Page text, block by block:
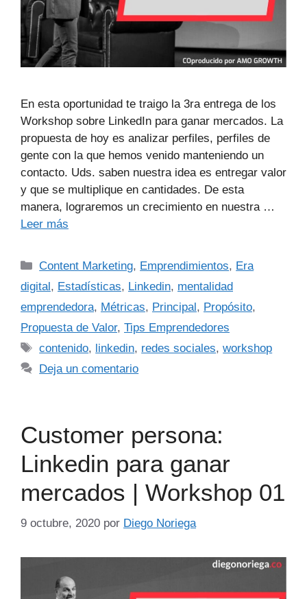
En esta oportunidad te traigo la 3ra entrega de los
Workshop sobre LinkedIn para ganar mercados. La
propuesta de hoy es analizar perfiles, perfiles de
gente con la que hemos venido manteniendo un
contacto. Uds. saben nuestra idea es entregar valor
y que se multiplique en cantidades. De esta
manera, lograremos un crecimiento en nuestra …
Leer más
Content Marketing, Emprendimientos, Era
digital , Estadísticas, Linkedin, mentalidad
emprendedora, Métricas, Principal , Propósito,
Propuesta de Valor, Tips Emprendedores
contenido, linkedin, redes sociales,workshop
Deja un comentario
Customer persona:
Linkedin para ganar
mercados | Workshop 01
9 octubre, 2020 por Diego Noriega